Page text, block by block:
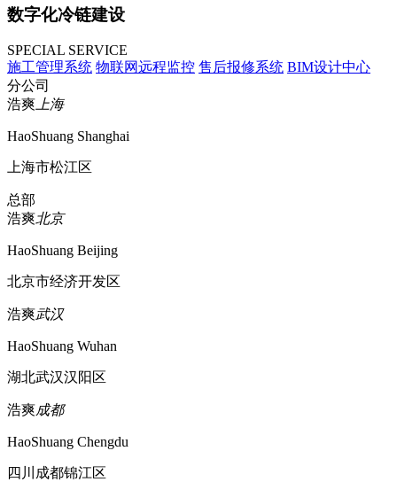
数字化冷链建设
SPECIAL SERVICE
施工管理系统 物联网远程监控 售后报修系统 BIM设计中心
分公司
浩爽上海
HaoShuang Shanghai
上海市松江区
总部
浩爽北京
HaoShuang Beijing
北京市经济开发区
浩爽武汉
HaoShuang Wuhan
湖北武汉汉阳区
浩爽成都
HaoShuang Chengdu
四川成都锦江区